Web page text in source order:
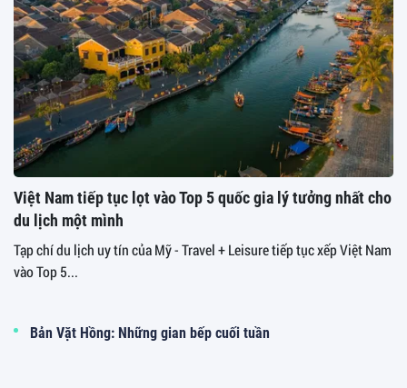
Việt Nam tiếp tục lọt vào Top 5 quốc gia lý tưởng nhất cho
du lịch một mình
Tạp chí du lịch uy tín của Mỹ - Travel + Leisure tiếp tục xếp Việt Nam
vào Top 5...
Bản Vặt Hồng: Những gian bếp cuối tuần